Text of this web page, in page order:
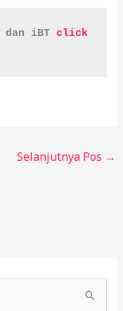
dan iBT click
Selanjutnya Pos →